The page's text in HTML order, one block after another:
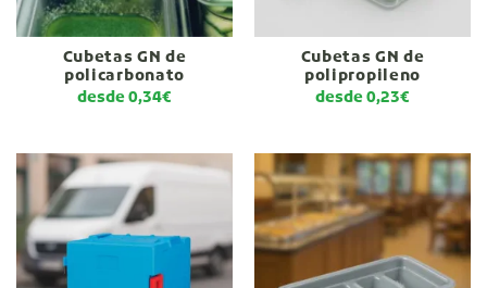
Cubetas GN de
policarbonato
desde0,34€
Cubetas GN de
polipropileno
desde0,23€